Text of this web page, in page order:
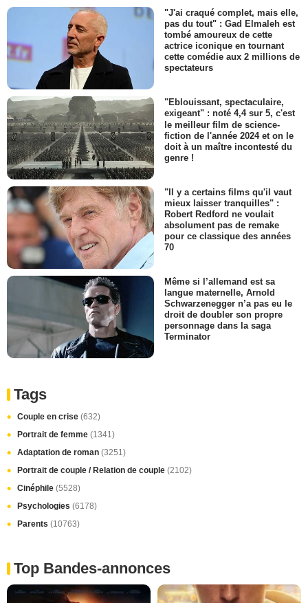
"J'ai craqué complet, mais elle,
pas du tout" : Gad Elmaleh est
tombé amoureux de cette
actrice iconique en tournant
cette comédie aux 2 millions de
spectateurs
"Eblouissant, spectaculaire,
exigeant" : noté 4,4 sur 5, c'est
le meilleur film de science-
fiction de l'année 2024 et on le
doit à un maître incontesté du
genre !
"Il y a certains films qu'il vaut
mieux laisser tranquilles" :
Robert Redford ne voulait
absolument pas de remake
pour ce classique des années
70
Même si l’allemand est sa
langue maternelle, Arnold
Schwarzenegger n’a pas eu le
droit de doubler son propre
personnage dans la saga
Terminator
Tags
Couple en crise (632)
Portrait de femme (1341)
Adaptation de roman (3251)
Portrait de couple / Relation de couple (2102)
Cinéphile (5528)
Psychologies (6178)
Parents (10763)
Top Bandes-annonces